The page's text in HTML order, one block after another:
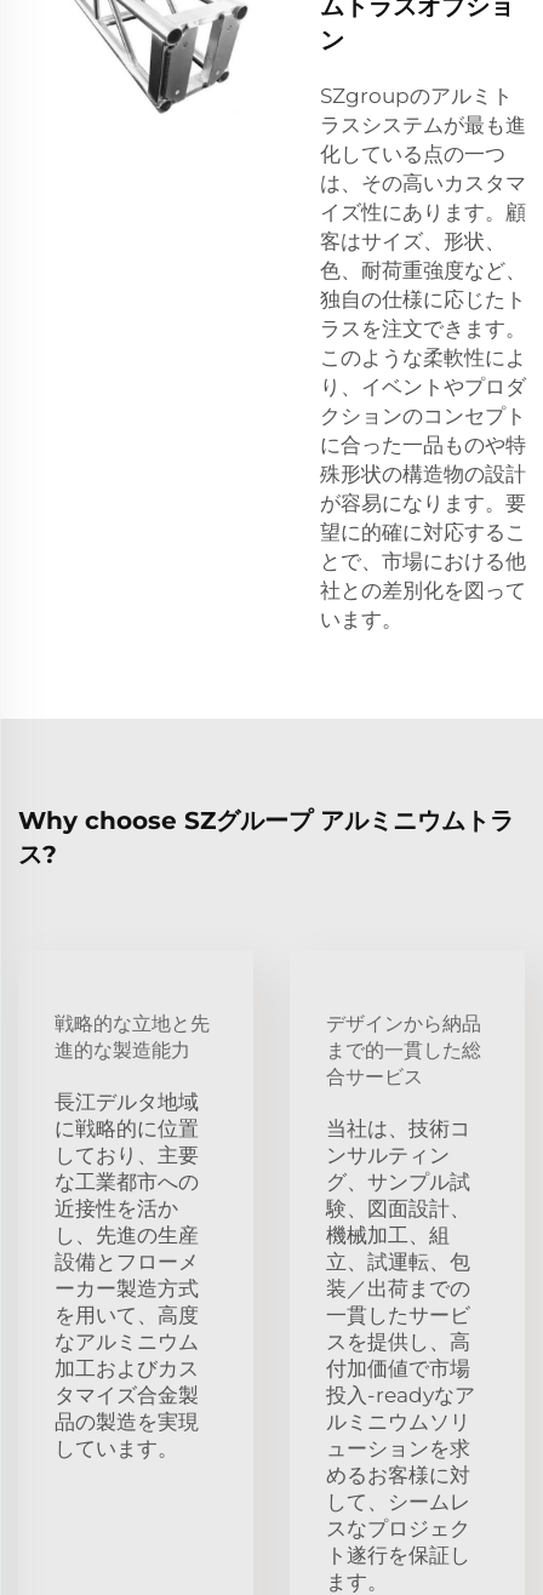
ムトラスオプショ
ン
SZgroupのアルミト
ラスシステムが最も進
化している点の一つ
は、その高いカスタマ
イズ性にあります。顧
客はサイズ、形状、
色、耐荷重強度など、
独自の仕様に応じたト
ラスを注文できます。
このような柔軟性によ
り、イベントやプロダ
クションのコンセプト
に合った一品ものや特
殊形状の構造物の設計
が容易になります。要
望に的確に対応するこ
とで、市場における他
社との差別化を図って
います。
Why choose SZグループ アルミニウムトラ
ス?
戦略的な立地と先
進的な製造能力
長江デルタ地域
に戦略的に位置
しており、主要
な工業都市への
近接性を活か
し、先進の生産
設備とフローメ
ーカー製造方式
を用いて、高度
なアルミニウム
加工およびカス
タマイズ合金製
品の製造を実現
しています。
デザインから納品
まで的一貫した総
合サービス
当社は、技術コ
ンサルティン
グ、サンプル試
験、図面設計、
機械加工、組
立、試運転、包
装／出荷までの
一貫したサービ
スを提供し、高
付加価値で市場
投入-readyなア
ルミニウムソリ
ューションを求
めるお客様に対
して、シームレ
スなプロジェク
ト遂行を保証し
ます。